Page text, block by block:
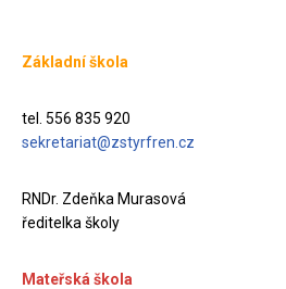
Základní škola
tel. 556 835 920
sekretariat@zstyrfren.cz
RNDr. Zdeňka Murasová
ředitelka školy
Mateřská škola